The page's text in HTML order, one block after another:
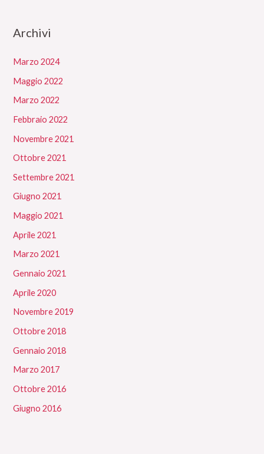
Archivi
Marzo 2024
Maggio 2022
Marzo 2022
Febbraio 2022
Novembre 2021
Ottobre 2021
Settembre 2021
Giugno 2021
Maggio 2021
Aprile 2021
Marzo 2021
Gennaio 2021
Aprile 2020
Novembre 2019
Ottobre 2018
Gennaio 2018
Marzo 2017
Ottobre 2016
Giugno 2016